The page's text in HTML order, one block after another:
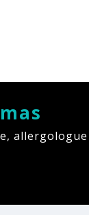
allergologue